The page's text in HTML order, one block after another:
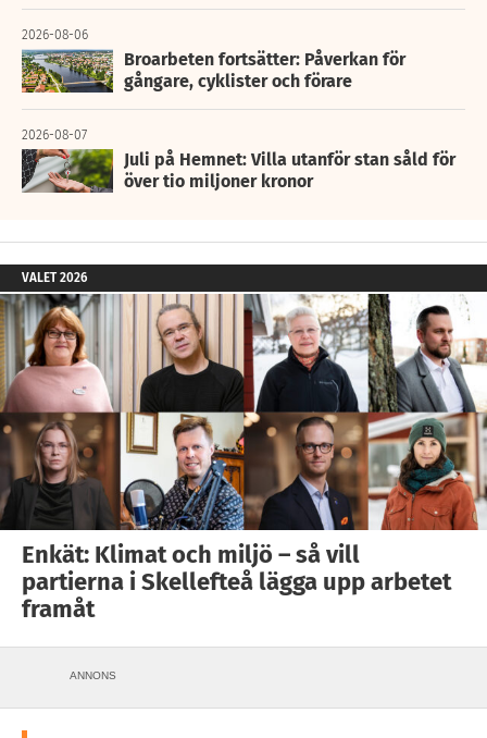
2026-08-06
Broarbeten fortsätter: Påverkan för
gångare, cyklister och förare
2026-08-07
Juli på Hemnet: Villa utanför stan såld för
över tio miljoner kronor
VALET 2026
Enkät: Klimat och miljö – så vill
partierna i Skellefteå lägga upp arbetet
framåt
ANNONS